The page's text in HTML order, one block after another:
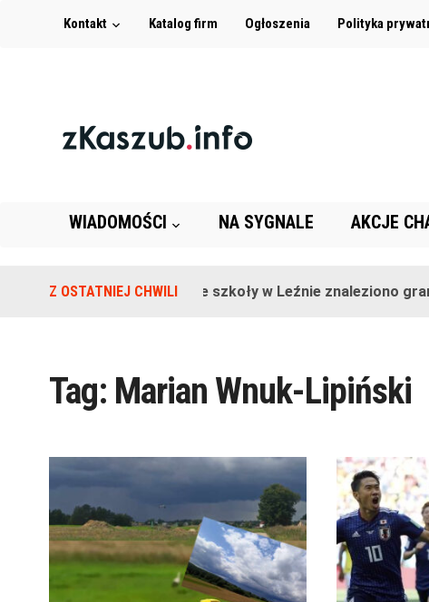
Kontakt Katalog firm Ogłoszenia Polityka
WIADOMOŚCI NA SYGNALE AKCJE
Z OSTATNIEJ CHWILINa terenie szkoły w Leźnie znaleziono granat!
Tag: Marian Wnuk-Lipiński